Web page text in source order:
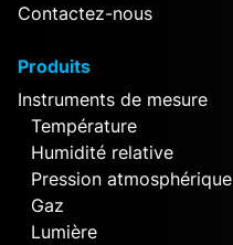
Contactez-nous
Produits
Instruments de mesure
Température
Humidité relative
Pression atmosphérique
Gaz
Lumière